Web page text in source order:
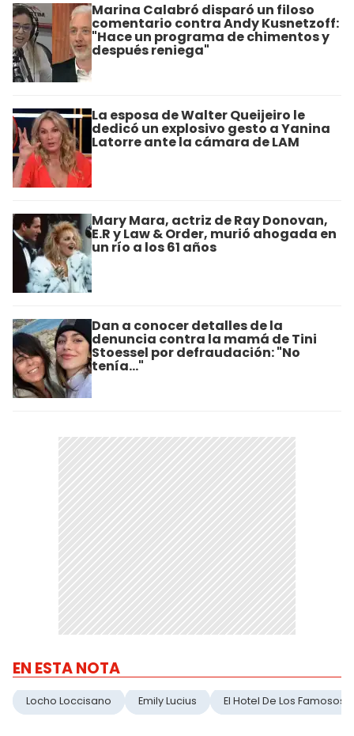
Marina Calabró disparó un filoso
comentario contra Andy Kusnetzoff:
"Hace un programa de chimentos y
después reniega"
La esposa de Walter Queijeiro le
dedicó un explosivo gesto a Yanina
Latorre ante la cámara de LAM
Mary Mara, actriz de Ray Donovan,
E.R y Law & Order, murió ahogada en
un río a los 61 años
Dan a conocer detalles de la
denuncia contra la mamá de Tini
Stoessel por defraudación: "No
tenía..."
EN ESTA NOTA
Locho Loccisano Emily Lucius El Hotel De Los Famosos